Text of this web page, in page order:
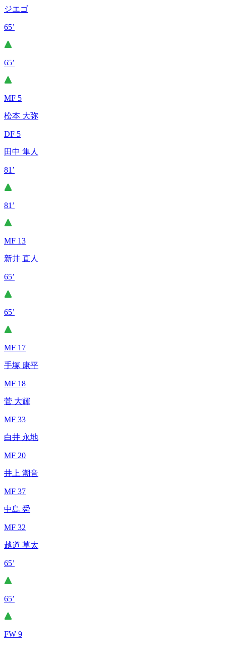
ジエゴ
65’
65’
MF 5
松本 大弥
DF 5
田中 隼人
81’
81’
MF 13
新井 直人
65’
65’
MF 17
手塚 康平
MF 18
菅 大輝
MF 33
白井 永地
MF 20
井上 潮音
MF 37
中島 舜
MF 32
越道 草太
65’
65’
FW 9